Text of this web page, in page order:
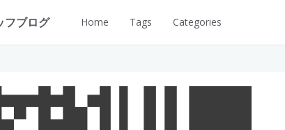
ブログ Home Tags Categories